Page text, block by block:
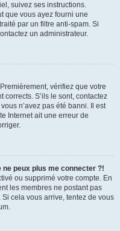
suivez ses instructions.
que vous ayez fourni une
par un filtre anti-spam. Si
un administrateur.
vérifiez que votre
corrects. S’ils le sont, contactez
n’avez pas été banni. Il est
Internet ait une erreur de
peux plus me connecter ?!
ou supprimé votre compte. En
les membres ne postant pas
cela vous arrive, tentez de vous